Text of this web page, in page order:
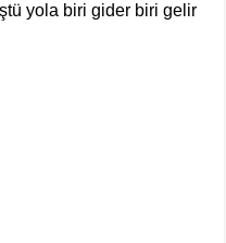
yola biri gider biri gelir